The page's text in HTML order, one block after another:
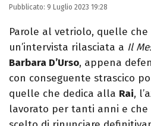
Romana, laurea in
giornalista per caso.
quotidiani,
prevalentemente di
Pubblicato: 9 Luglio 2023 19:28
Parole al vetriolo, quelle che
un’intervista rilasciata a Il
Barbara D’Urso, appena
con conseguente strascico
quelle che dedica alla Rai,
lavorato per tanti anni e che